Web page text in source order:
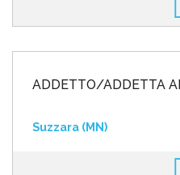
ADDETTO/ADDETTA
Suzzara (MN)